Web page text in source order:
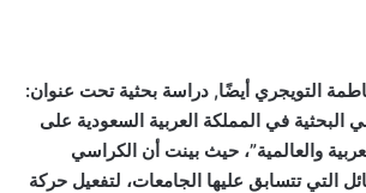
التويجري أيضًا, دراسة بحثية تحت عنوان:
البحثية في المملكة العربية السعودية على
والعالمية”، حيث بينت أن الكراسي
التي تتسابق عليها الجامعات، لتفعيل حركة